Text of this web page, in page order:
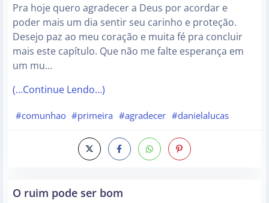
Pra hoje quero agradecer a Deus por acordar e
poder mais um dia sentir seu carinho e proteção.
Desejo paz ao meu coração e muita fé pra concluir
mais este capítulo. Que não me falte esperança em
um mu…
(…Continue Lendo…)
#comunhao #primeira #agradecer #danielalucas
O ruim pode ser bom